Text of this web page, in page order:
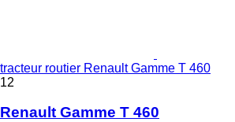
tracteur routier Renault Gamme T 460
12
Renault Gamme T 460